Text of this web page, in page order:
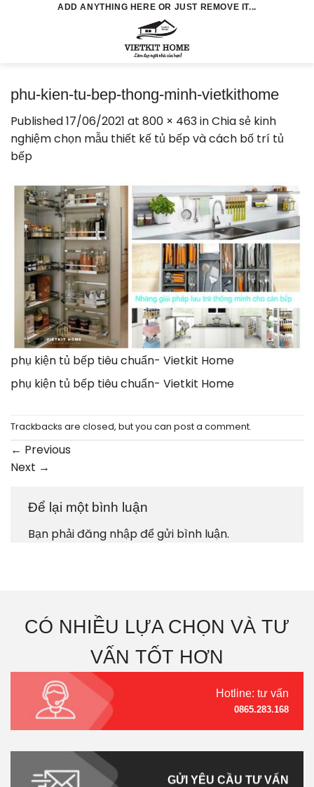
ADD ANYTHING HERE OR JUST REMOVE IT...
phu-kien-tu-bep-thong-minh-vietkithome
Published17/06/2021 at 800 × 463inChia sẻ kinh
nghiệm chọn mẫu thiết kế tủ bếp và cách bố trí tủ
bếp
phụ kiện tủ bếp tiêu chuẩn- Vietkit Home
phụ kiện tủ bếp tiêu chuẩn- Vietkit Home
Trackbacks are closed, but you can post a comment.
← Previous
Next →
Để lại một bình luận
Bạn phảiđăng nhậpđể gửi bình luận.
CÓ NHIỀU LỰA CHỌN VÀ TƯ
VẤN TỐT HƠN
Hotline: tư vấn
0865.283.168
GỬI YÊU CẦU TƯ VẤN